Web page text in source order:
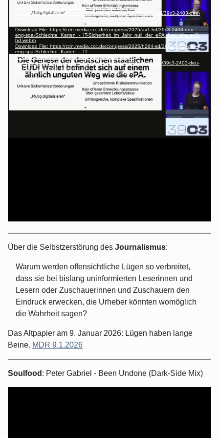
Über die Selbstzerstörung des Journalismus:
Warum werden offensichtliche Lügen so verbreitet,
dass sie bei bislang uninformierten Leserinnen und
Lesern oder Zuschauerinnen und Zuschauern den
Eindruck erwecken, die Urheber könnten womöglich
die Wahrheit sagen?
Das Altpapier am 9. Januar 2026: Lügen haben lange
Beine. MDR 9.1.2026
Soulfood : Peter Gabriel - Been Undone (Dark-Side Mix)